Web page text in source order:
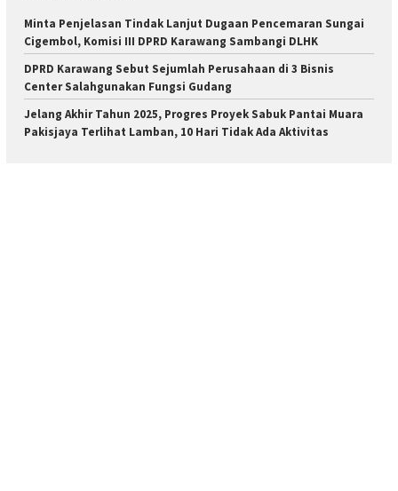
Minta Penjelasan Tindak Lanjut Dugaan Pencemaran Sungai
Cigembol, Komisi III DPRD Karawang Sambangi DLHK
DPRD Karawang Sebut Sejumlah Perusahaan di 3 Bisnis
Center Salahgunakan Fungsi Gudang
Jelang Akhir Tahun 2025, Progres Proyek Sabuk Pantai Muara
Pakisjaya Terlihat Lamban, 10 Hari Tidak Ada Aktivitas